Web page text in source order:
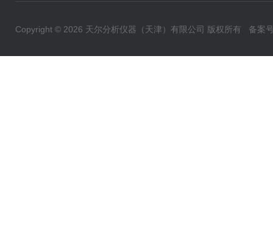
Copyright © 2026 天尔分析仪器（天津）有限公司 版权所有 备案